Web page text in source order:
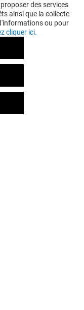
des services
ainsi que la collecte
ou pour
cliquer ici.